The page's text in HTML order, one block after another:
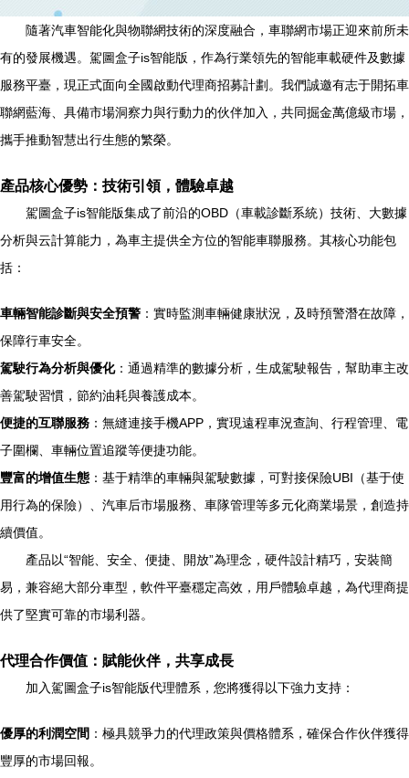
隨著汽車智能化與物聯網技術的深度融合，車聯網市場正迎來前所未
有的發展機遇。駕圖盒子is智能版，作為行業領先的智能車載硬件及數據
服務平臺，現正式面向全國啟動代理商招募計劃。我們誠邀有志于開拓車
聯網藍海、具備市場洞察力與行動力的伙伴加入，共同掘金萬億級市場，
攜手推動智慧出行生態的繁榮。
產品核心優勢：技術引領，體驗卓越
駕圖盒子is智能版集成了前沿的OBD（車載診斷系統）技術、大數據
分析與云計算能力，為車主提供全方位的智能車聯服務。其核心功能包
括：
車輛智能診斷與安全預警 ：實時監測車輛健康狀況，及時預警潛在故障，
保障行車安全。
駕駛行為分析與優化：通過精準的數據分析，生成駕駛報告，幫助車主改
善駕駛習慣，節約油耗與養護成本。
便捷的互聯服務 ：無縫連接手機APP，實現遠程車況查詢、行程管理、電
子圍欄、車輛位置追蹤等便捷功能。
豐富的增值生態 ：基于精準的車輛與駕駛數據，可對接保險UBI（基于使
用行為的保險）、汽車后市場服務、車隊管理等多元化商業場景，創造持
續價值。
產品以“智能、安全、便捷、開放”為理念，硬件設計精巧，安裝簡
易，兼容絕大部分車型，軟件平臺穩定高效，用戶體驗卓越，為代理商提
供了堅實可靠的市場利器。
代理合作價值：賦能伙伴，共享成長
加入駕圖盒子is智能版代理體系，您將獲得以下強力支持：
優厚的利潤空間 ：極具競爭力的代理政策與價格體系，確保合作伙伴獲得
豐厚的市場回報。